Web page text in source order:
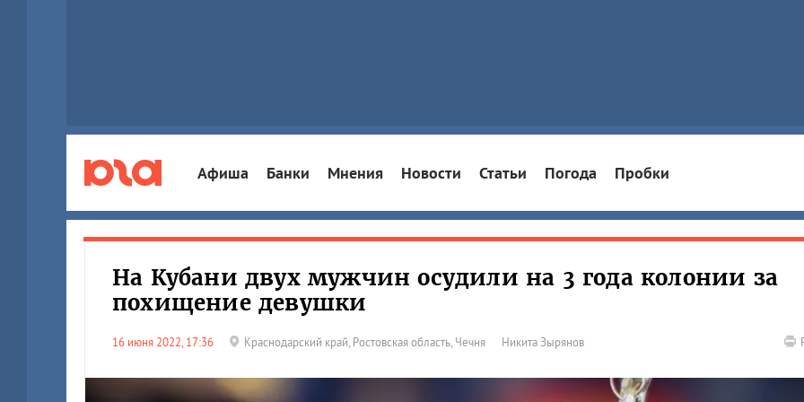
Афиша Банки Мнения Новости Статьи Погода Пробки
На Кубани двух мужчин осудили на 3 года колонии за
похищение девушки
16 июня 2022, 17:36 Краснодарский край, Ростовская область, Чечня Никита Зырянов